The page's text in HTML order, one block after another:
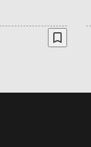
bookmark_border